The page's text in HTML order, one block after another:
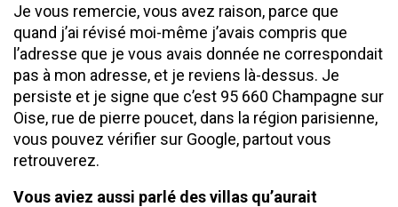
Je vous remercie, vous avez raison, parce que
quand j’ai révisé moi-même j’avais compris que
l’adresse que je vous avais donnée ne correspondait
pas à mon adresse, et je reviens là-dessus. Je
persiste et je signe que c’est 95 660 Champagne sur
Oise, rue de pierre poucet, dans la région parisienne,
vous pouvez vérifier sur Google, partout vous
retrouverez.
Vous aviez aussi parlé des villas qu’aurait